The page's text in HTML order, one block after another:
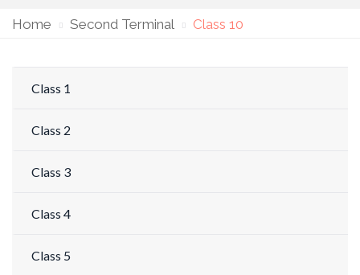
Home Second Terminal Class 10
Class 1
Class 2
Class 3
Class 4
Class 5